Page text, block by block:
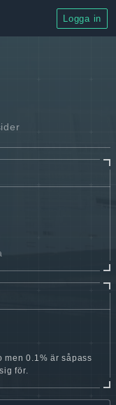
Logga in
men 0.1% är såpass
för.